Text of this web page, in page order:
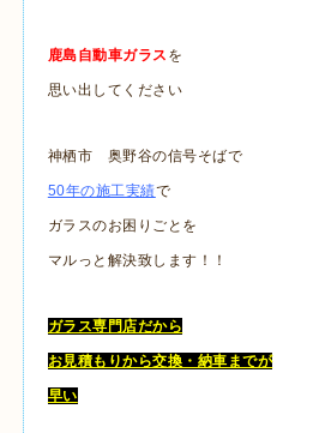
鹿島自動車ガラス を
思い出してください
神栖市 奥野谷の信号そばで
50年の施工実績で
ガラスのお困りごとを
マルっと解決致します！！
ガラス専門店だから
お見積もりから交換・納車までが
早い